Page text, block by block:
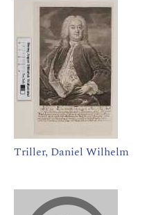
Triller, Daniel Wilhelm